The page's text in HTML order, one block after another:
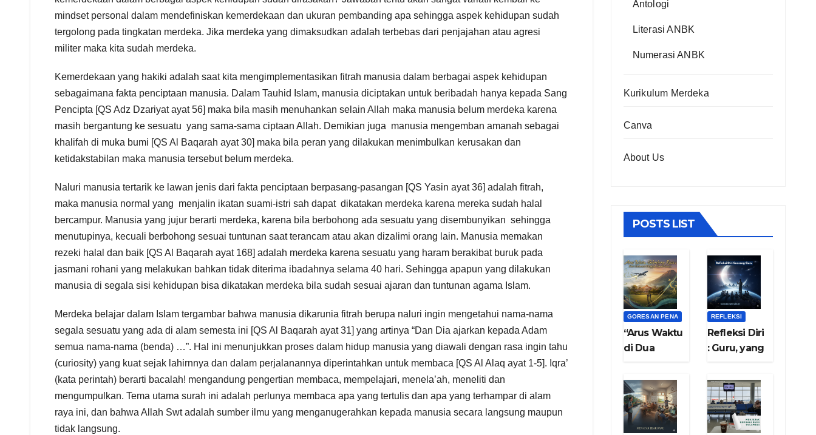
mindset personal dalam mendefiniskan kemerdekaan dan ukuran pembanding apa sehingga aspek kehidupan sudah
tergolong pada tingkatan merdeka. Jika merdeka yang dimaksudkan adalah terbebas dari penjajahan atau agresi
militer maka kita sudah merdeka.
Kemerdekaan yang hakiki adalah saat kita mengimplementasikan fitrah manusia dalam berbagai aspek kehidupan
sebagaimana fakta penciptaan manusia. Dalam Tauhid Islam, manusia diciptakan untuk beribadah hanya kepada Sang
Pencipta [QS Adz Dzariyat ayat 56] maka bila masih menuhankan selain Allah maka manusia belum merdeka karena
masih bergantung ke sesuatu yang sama-sama ciptaan Allah. Demikian juga manusia mengemban amanah sebagai
khalifah di muka bumi [QS Al Baqarah ayat 30] maka bila peran yang dilakukan menimbulkan kerusakan dan
ketidakstabilan maka manusia tersebut belum merdeka.
Naluri manusia tertarik ke lawan jenis dari fakta penciptaan berpasang-pasangan [QS Yasin ayat 36] adalah fitrah,
maka manusia normal yang menjalin ikatan suami-istri sah dapat dikatakan merdeka karena mereka sudah halal
bercampur. Manusia yang jujur berarti merdeka, karena bila berbohong ada sesuatu yang disembunyikan sehingga
menutupinya, kecuali berbohong sesuai tuntunan saat terancam atau akan dizalimi orang lain. Manusia memakan
rezeki halal dan baik [QS Al Baqarah ayat 168] adalah merdeka karena sesuatu yang haram berakibat buruk pada
jasmani rohani yang melakukan bahkan tidak diterima ibadahnya selama 40 hari. Sehingga apapun yang dilakukan
manusia di segala sisi kehidupan bisa dikatakan merdeka bila sudah sesuai ajaran dan tuntunan agama Islam.
Merdeka belajar dalam Islam tergambar bahwa manusia dikarunia fitrah berupa naluri ingin mengetahui nama-nama
segala sesuatu yang ada di alam semesta ini [QS Al Baqarah ayat 31] yang artinya “Dan Dia ajarkan kepada Adam
semua nama-nama (benda) …”. Hal ini menunjukkan proses dalam hidup manusia yang diawali dengan rasa ingin tahu
(curiosity) yang kuat sejak lahirnnya dan dalam perjalanannya diperintahkan untuk membaca [QS Al Alaq ayat 1-5]. Iqra’
(kata perintah) berarti bacalah! mengandung pengertian membaca, mempelajari, menela’ah, meneliti dan
mengumpulkan. Tema utama surah ini adalah perlunya membaca apa yang tertulis dan apa yang terhampar di alam
raya ini, dan bahwa Allah Swt adalah sumber ilmu yang menganugerahkan kepada manusia secara langsung maupun
tidak langsung.
Antologi
Literasi ANBK
Numerasi ANBK
Kurikulum Merdeka
Canva
About Us
POSTS LIST
GORESAN PENA
“Arus Waktu
di Dua
Sulawesi
dan Nafas Di
Bumi Jawa”
REFLEKSI
Refleksi Diri
: Guru, yang
ditiRU